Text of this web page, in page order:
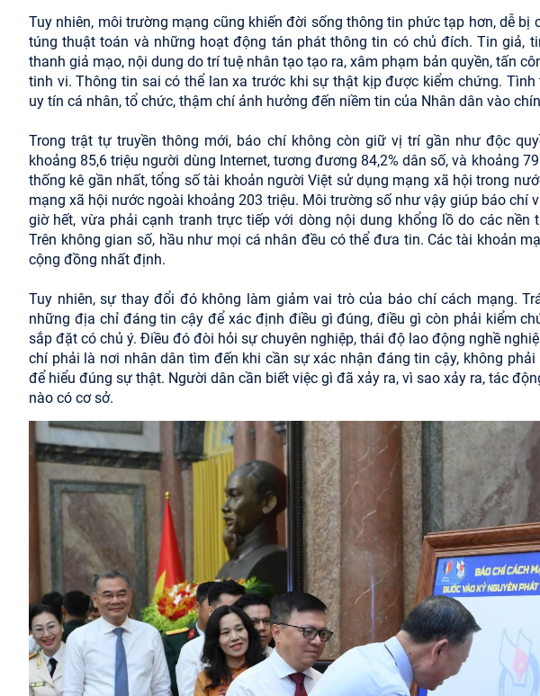
Tuy nhiên, môi trường mạng cũng khiến đời sống thông tin phức tạp hơn, dễ
túng thuật toán và những hoạt động tán phát thông tin có chủ đích. Tin giả,
thanh giả mạo, nội dung do trí tuệ nhân tạo tạo ra, xâm phạm bản quyền, tấn
tinh vi. Thông tin sai có thể lan xa trước khi sự thật kịp được kiểm chứng.
uy tín cá nhân, tổ chức, thậm chí ảnh hưởng đến niềm tin của Nhân dân vào
Trong trật tự truyền thông mới, báo chí không còn giữ vị trí gần như độc
khoảng 85,6 triệu người dùng Internet, tương đương 84,2% dân số, và khoảng
thống kê gần nhất, tổng số tài khoản người Việt sử dụng mạng xã hội trong
mạng xã hội nước ngoài khoảng 203 triệu. Môi trường số như vậy giúp báo chí
giờ hết, vừa phải cạnh tranh trực tiếp với dòng nội dung khổng lồ do các
Trên không gian số, hầu như mọi cá nhân đều có thể đưa tin. Các tài khoản
cộng đồng nhất định.
Tuy nhiên, sự thay đổi đó không làm giảm vai trò của báo chí cách mạng.
những địa chỉ đáng tin cậy để xác định điều gì đúng, điều gì còn phải kiểm
sắp đặt có chủ ý. Điều đó đòi hỏi sự chuyên nghiệp, thái độ lao động nghề
chí phải là nơi nhân dân tìm đến khi cần sự xác nhận đáng tin cậy, không
để hiểu đúng sự thật. Người dân cần biết việc gì đã xảy ra, vì sao xảy ra, tác
nào có cơ sở.